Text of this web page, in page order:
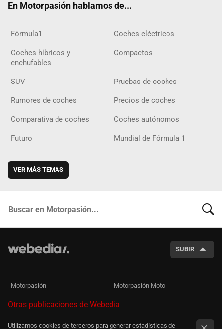
En Motorpasión hablamos de...
Fórmula1 Coches eléctricos
Coches híbridos y
enchufables
Compactos
SUV Pruebas de coches
Rumores de coches Precios de coches
Comparativa de coches Coches autónomos
Futuro Mundial de Fórmula 1
VER MÁS TEMAS
SUBIR
Motorpasión Motorpasión Moto
Otras publicaciones de Webedia
Utilizamos cookies de terceros para generar estadísticas de